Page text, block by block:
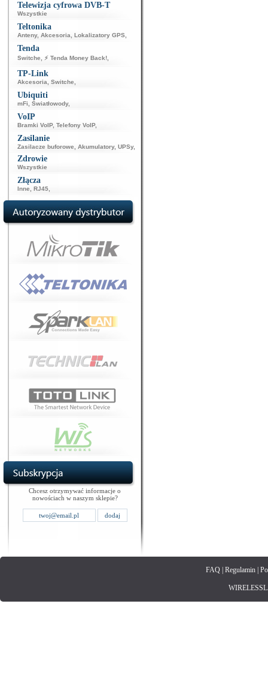
Telewizja cyfrowa DVB-T
Wszystkie
Teltonika
Anteny, Akcesoria Lokalizatory GPS
Tenda
Switche ⚡ Tenda Money Back!
TP-Link
Akcesoria Switche
Ubiquiti
mFi Światłowody,
VoIP
Bramki VoIP, Telefony VoIP,
Zasilanie
Zasilacze buforowe Akumulatory, UPSy,
Zdrowie
Wszystkie
Złącza
Inne RJ45
Chcesz otrzymywać informacje o
nowościach w naszym sklepie?
FAQ| Regulamin|